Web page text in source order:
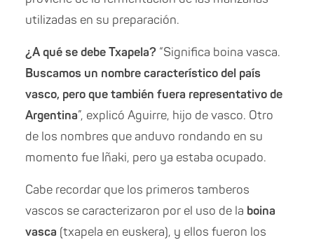
utilizadas en su preparación.
¿A qué se debe Txapela? “Significa boina vasca.
Buscamos un nombre característico del país
vasco, pero que también fuera representativo de
Argentina”, explicó Aguirre, hijo de vasco. Otro
de los nombres que anduvo rondando en su
momento fue Iñaki, pero ya estaba ocupado.
Cabe recordar que los primeros tamberos
vascos se caracterizaron por el uso de la boina
vasca (txapela en euskera), y ellos fueron los